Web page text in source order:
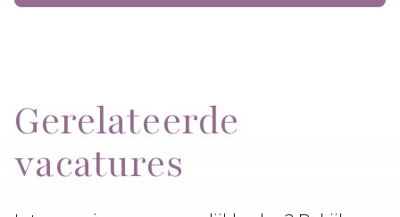
Gerelateerde
vacatures